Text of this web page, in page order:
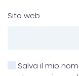
Sito web
Salva il mio